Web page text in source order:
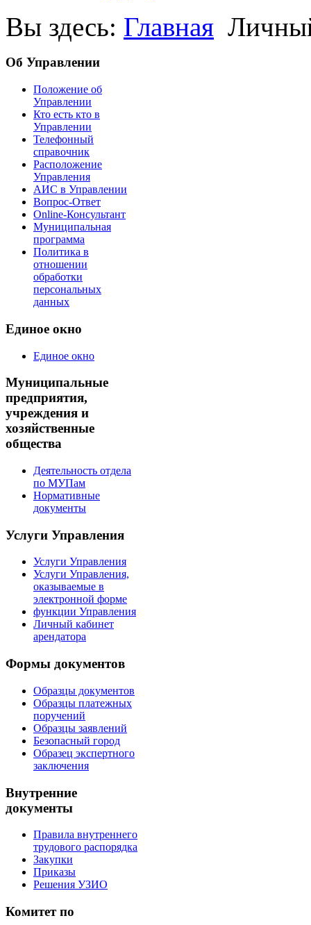
Вы здесь: Главная
Об Управлении
Положение об
Управлении
Кто есть кто в
Управлении
Телефонный
справочник
Расположение
Управления
АИС в Управлении
Вопрос-Ответ
Online-Консультант
Муниципальная
программа
Политика в
отношении
обработки
персональных
данных
Единое окно
Единое окно
Муниципальные
предприятия,
учреждения и
хозяйственные
общества
Деятельность отдела
по МУПам
Нормативные
документы
Услуги Управления
Услуги Управления
Услуги Управления,
оказываемые в
электронной форме
функции Управления
Личный кабинет
арендатора
Формы документов
Образцы документов
Образцы платежных
поручений
Образцы заявлений
Безопасный город
Образец экспертного
заключения
Внутренние
документы
Правила внутреннего
трудового распорядка
Закупки
Приказы
Решения УЗИО
Комитет по